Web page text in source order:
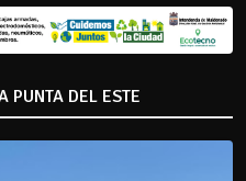
PUNTA DEL ESTE